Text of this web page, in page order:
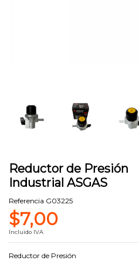
Reductor de Presión
Industrial ASGAS
Referencia G03225
$7,00
Incluido IVA
Reductor de Presión